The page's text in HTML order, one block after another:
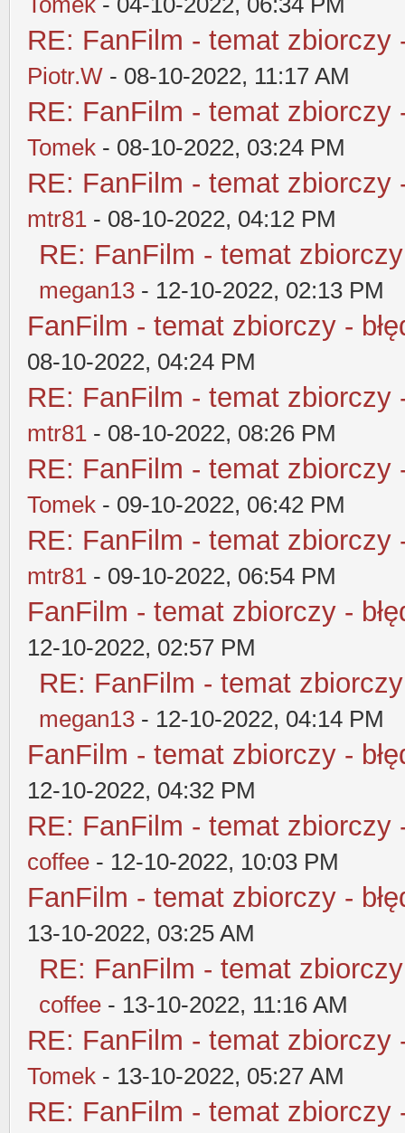
RE: FanFilm - temat zbiorczy
Piotr.W - 08-10-2022, 11:17 AM
RE: FanFilm - temat zbiorczy
Tomek - 08-10-2022, 03:24 PM
RE: FanFilm - temat zbiorczy
mtr81 - 08-10-2022, 04:12 PM
RE: FanFilm - temat
megan13 - 12-10-2022, 02:13 PM
FanFilm - temat zbiorczy -
08-10-2022, 04:24 PM
RE: FanFilm - temat zbiorczy
mtr81 - 08-10-2022, 08:26 PM
RE: FanFilm - temat zbiorczy
Tomek - 09-10-2022, 06:42 PM
RE: FanFilm - temat zbiorczy
mtr81 - 09-10-2022, 06:54 PM
FanFilm - temat zbiorczy -
12-10-2022, 02:57 PM
RE: FanFilm - temat
megan13 - 12-10-2022, 04:14 PM
FanFilm - temat zbiorczy -
12-10-2022, 04:32 PM
RE: FanFilm - temat zbiorczy
coffee - 12-10-2022, 10:03 PM
FanFilm - temat zbiorczy -
13-10-2022, 03:25 AM
RE: FanFilm - temat
coffee - 13-10-2022, 11:16 AM
RE: FanFilm - temat zbiorczy
Tomek - 13-10-2022, 05:27 AM
RE: FanFilm - temat zbiorczy